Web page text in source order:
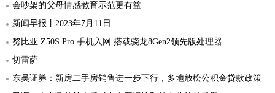
会吵架的父母情感教育示范更有益
新闻早报丨2023年7月11日
努比亚 Z50S Pro 手机入网 搭载骁龙8Gen2领先版处理器
切雷萨
东吴证券：新房二手房销售进一步下行，多地放松公积金贷款政策